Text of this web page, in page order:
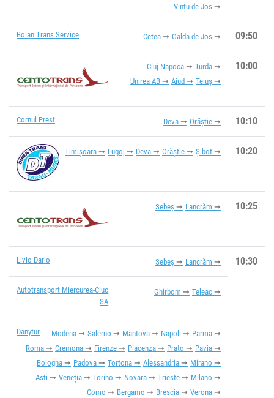
Vințu de Jos
Boian Trans Service Cetea Galda de Jos 09:50
Cluj Napoca
Turda
Unirea AB
Aiud Teiuș
10:00
Cornul Prest Deva Orăștie 10:10
Timișoara Lugoj Deva Orăștie Șibot 10:20
Sebeș Lancrăm 10:25
Livio Dario Sebeș Lancrăm 10:30
Autotransport Miercurea-Ciuc
SA
Ghirbom Teleac
Danytur Modena Salerno Mantova Napoli
Parma
Roma
Cremona Firenze Piacenza Prato
Pavia
Bologna
Padova Tortona Alessandria
Mirano
Asti
Veneția Torino Novara Trieste
Milano
Como
Bergamo Brescia Verona